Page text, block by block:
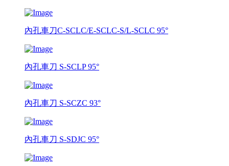
內孔車刀C-SCLC/E-SCLC-S/L-SCLC 95°
內孔車刀 S-SCLP 95°
內孔車刀 S-SCZC 93°
內孔車刀 S-SDJC 95°